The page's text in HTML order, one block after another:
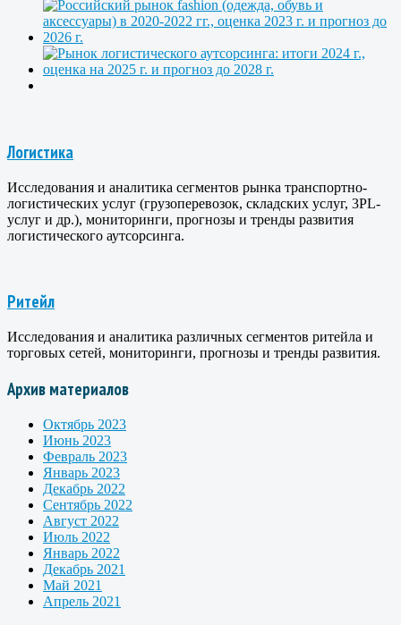
Логистика
Исследования и аналитика сегментов рынка транспортно-
логистических услуг (грузоперевозок, складских услуг, 3PL-
услуг и др.), мониторинги, прогнозы и тренды развития
логистического аутсорсинга.
Ритейл
Исследования и аналитика различных сегментов ритейла и
торговых сетей, мониторинги, прогнозы и тренды развития.
Архив материалов
Октябрь 2023
Июнь 2023
Февраль 2023
Январь 2023
Декабрь 2022
Сентябрь 2022
Август 2022
Июль 2022
Январь 2022
Декабрь 2021
Май 2021
Апрель 2021